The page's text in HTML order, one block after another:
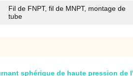
Fil de FNPT, fil de MNPT, montage de
tube
sphérique de haute pression de